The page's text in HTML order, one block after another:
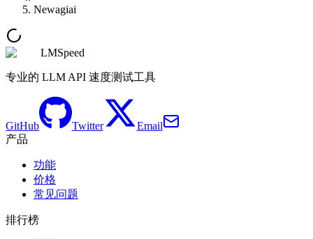
Newagiai
LMSpeed
专业的 LLM API 速度测试工具
GitHub Twitter
Email
产品
功能
价格
常见问题
排行榜